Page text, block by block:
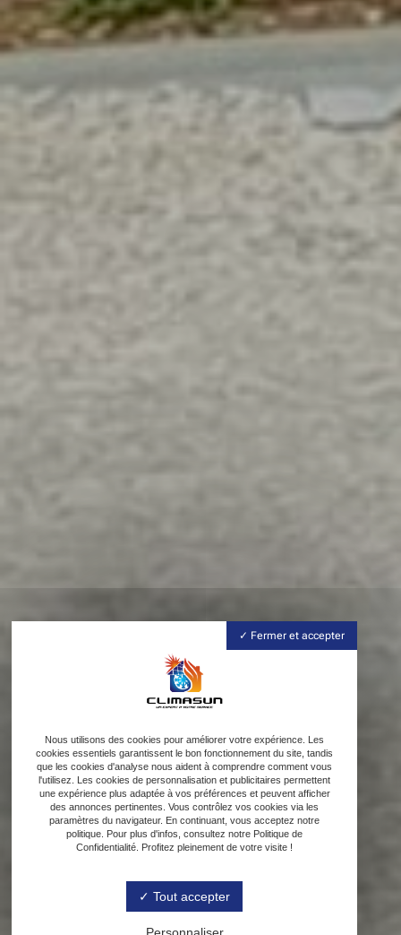
Fermer et accepter
Nous utilisons des cookies pour améliorer votre expérience. Les
cookies essentiels garantissent le bon fonctionnement du site, tandis
que les cookies d'analyse nous aident à comprendre comment vous
l'utilisez. Les cookies de personnalisation et publicitaires permettent
une expérience plus adaptée à vos préférences et peuvent afficher
des annonces pertinentes. Vous contrôlez vos cookies via les
paramètres du navigateur. En continuant, vous acceptez notre
politique. Pour plus d'infos, consultez notre Politique de
Confidentialité. Profitez pleinement de votre visite !
Tout accepter